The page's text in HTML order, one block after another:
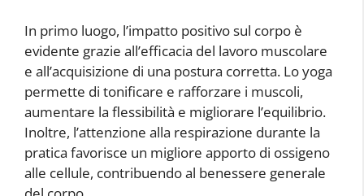
In primo luogo, l’impatto positivo sul corpo è
evidente grazie all’efficacia del lavoro muscolare
e all’acquisizione di una postura corretta. Lo yoga
permette di tonificare e rafforzare i muscoli,
aumentare la flessibilità e migliorare l’equilibrio.
Inoltre, l’attenzione alla respirazione durante la
pratica favorisce un migliore apporto di ossigeno
alle cellule, contribuendo al benessere generale